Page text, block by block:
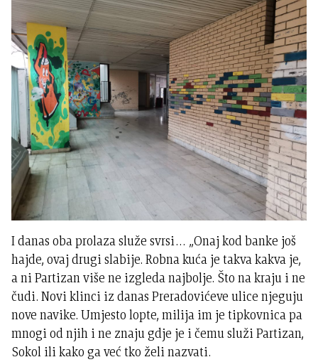
I danas oba prolaza služe svrsi… „Onaj kod banke još
hajde, ovaj drugi slabije. Robna kuća je takva kakva je,
a ni Partizan više ne izgleda najbolje. Što na kraju i ne
čudi. Novi klinci iz danas Preradovićeve ulice njeguju
nove navike. Umjesto lopte, milija im je tipkovnica pa
mnogi od njih i ne znaju gdje je i čemu služi Partizan,
Sokol ili kako ga već tko želi nazvati.